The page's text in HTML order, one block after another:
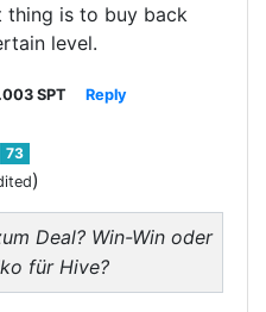
thing is to buy back
level.
SPT Reply
73
)
Deal? Win-Win oder
für Hive?